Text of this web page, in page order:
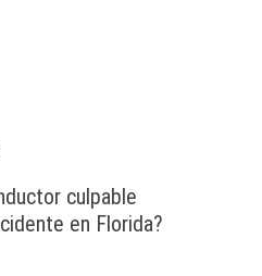
culpable
en Florida?